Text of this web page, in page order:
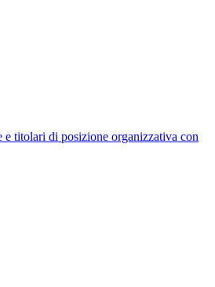
titolari di posizione organizzativa con